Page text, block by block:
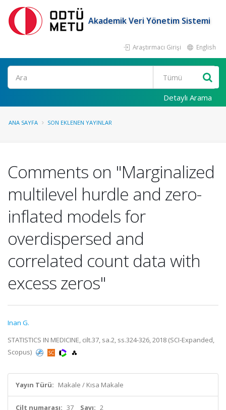
Akademik Veri Yönetim Sistemi
Araştırmacı Girişi English
Ara
Detaylı Arama
ANA SAYFA SON EKLENEN YAYINLAR
Comments on "Marginalized
multilevel hurdle and zero-
inflated models for
overdispersed and
correlated count data with
excess zeros"
Inan G.
STATISTICS IN MEDICINE, cilt.37, sa.2, ss.324-326, 2018 (SCI-Expanded,
Scopus)
Yayın Türü: Makale / Kısa Makale
Cilt numarası: 37 Sayı: 2